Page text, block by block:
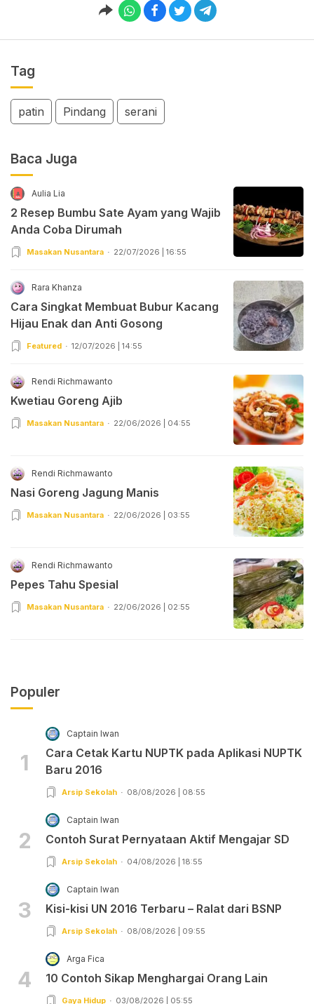
Tag
patin Pindang serani
Baca Juga
Aulia Lia
2 Resep Bumbu Sate Ayam yang Wajib
Anda Coba Dirumah
Masakan Nusantara 22/07/2026 | 16:55
Rara Khanza
Cara Singkat Membuat Bubur Kacang
Hijau Enak dan Anti Gosong
Featured 12/07/2026 | 14:55
Rendi Richmawanto
Kwetiau Goreng Ajib
Masakan Nusantara 22/06/2026 | 04:55
Rendi Richmawanto
Nasi Goreng Jagung Manis
Masakan Nusantara 22/06/2026 | 03:55
Rendi Richmawanto
Pepes Tahu Spesial
Masakan Nusantara 22/06/2026 | 02:55
Populer
1
Captain Iwan
Cara Cetak Kartu NUPTK pada Aplikasi NUPTK
Baru 2016
Arsip Sekolah 08/08/2026 | 08:55
2
Captain Iwan
Contoh Surat Pernyataan Aktif Mengajar SD
Arsip Sekolah 04/08/2026 | 18:55
3
Captain Iwan
Kisi-kisi UN 2016 Terbaru – Ralat dari BSNP
Arsip Sekolah 08/08/2026 | 09:55
4
Arga Fica
10 Contoh Sikap Menghargai Orang Lain
Gaya Hidup 03/08/2026 | 05:55